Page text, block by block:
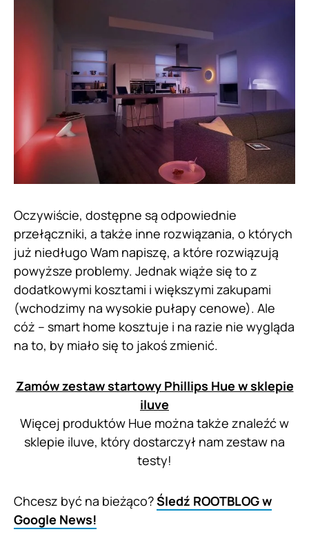
Oczywiście, dostępne są odpowiednie
przełączniki, a także inne rozwiązania, o których
już niedługo Wam napiszę, a które rozwiązują
powyższe problemy. Jednak wiąże się to z
dodatkowymi kosztami i większymi zakupami
(wchodzimy na wysokie pułapy cenowe). Ale
cóż – smart home kosztuje i na razie nie wygląda
na to, by miało się to jakoś zmienić.
Zamów zestaw startowy Phillips Hue w sklepie
iluve
Więcej produktów Hue można także znaleźć w
sklepie iluve, który dostarczył nam zestaw na
testy!
Chcesz być na bieżąco?Śledź ROOTBLOG w
Google News!